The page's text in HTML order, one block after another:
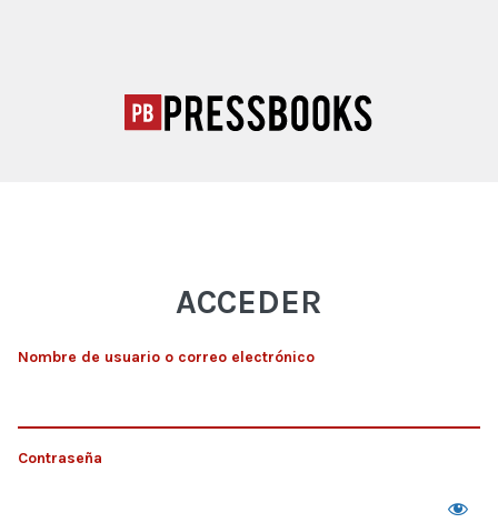
ACCEDER
Nombre de usuario o correo electrónico
Contraseña